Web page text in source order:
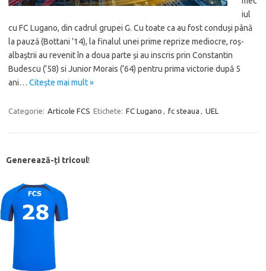
iul
cu FC Lugano, din cadrul grupei G. Cu toate ca au fost conduși până
la pauză (Bottani ’14), la finalul unei prime reprize mediocre, roș-
albaștrii au revenit în a doua parte și au inscris prin Constantin
Budescu (’58) si Junior Morais (’64) pentru prima victorie după 5
ani… Citește mai mult »
Categorie: Articole FCS Etichete: FC Lugano , fc steaua , UEL
Generează-ți tricoul!